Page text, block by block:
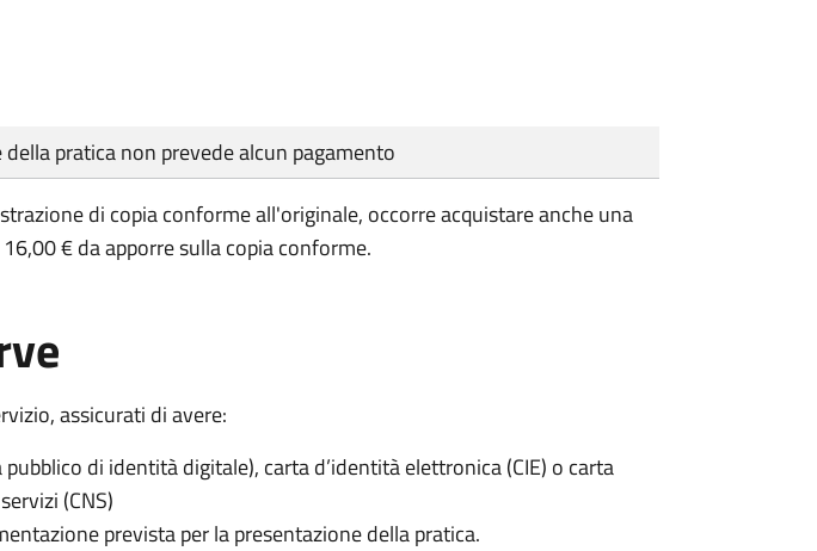
pratica non prevede alcun pagamento
di copia conforme all'originale, occorre acquistare anche una
€ da apporre sulla copia conforme.
assicurati di avere:
pubblico di identità digitale), carta d’identità elettronica (CIE) o carta
(CNS)
prevista per la presentazione della pratica.